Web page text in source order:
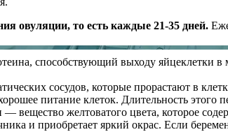
овуляции, то есть каждые 21-35 дней.
способствующий выходу яйцеклетки
сосудов, которые прорастают в
питание клеток. Длительность этого
вещество желтоватого цвета, которое
и приобретает яркий окрас. Если